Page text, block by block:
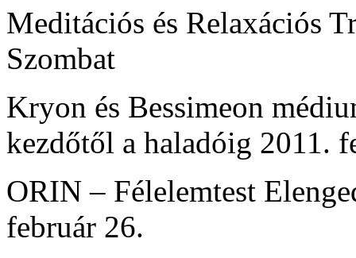
Meditációs és Relaxációs
Szombat
Kryon és Bessimeon
kezdőtől a haladóig 2011.
ORIN – Félelemtest
február 26.